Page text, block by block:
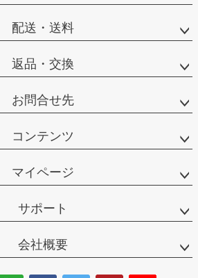
配送・送料
返品・交換
お問合せ先
コンテンツ
マイページ
サポート
会社概要